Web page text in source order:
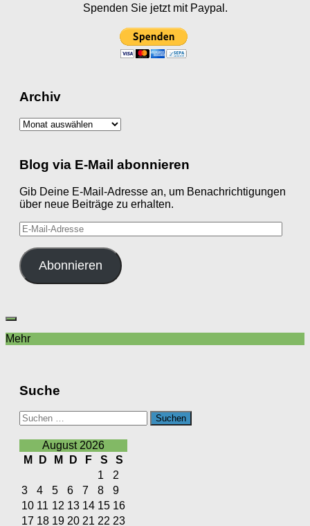
Spenden Sie jetzt mit Paypal.
Archiv
Archiv
Blog via E-Mail abonnieren
Gib Deine E-Mail-Adresse an, um Benachrichtigungen
über neue Beiträge zu erhalten.
E-
Mail-
Adresse
Abonnieren
Mehr
Suche
Suchen
nach:
August 2026
M
D M D F S
S
1
2
3
4 5 6 7 8
9
10 11 12 13 14 15 16
17 18 19 20 21 22 23